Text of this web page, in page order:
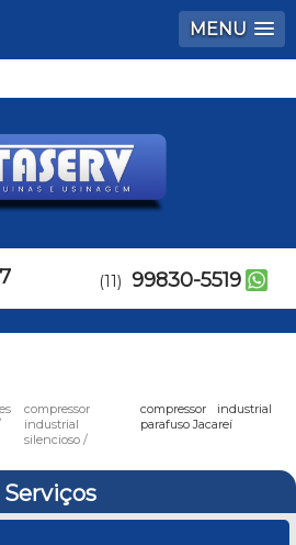
MENU
(11) 99830-5519
compressor
industrial
silencioso
compressor industrial
parafuso Jacareí
Serviços